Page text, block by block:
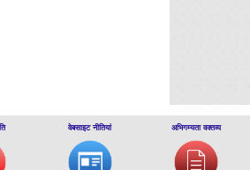
वेबसाइट नीतियां अभिगम्यता वक्तव्य